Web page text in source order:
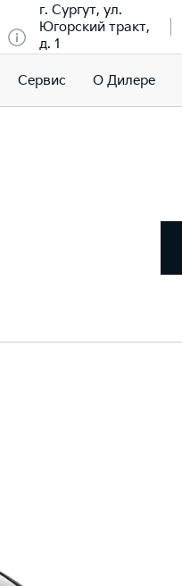
г. Сургут, ул.
Югорский тракт,
д. 1
Сервис О Дилере